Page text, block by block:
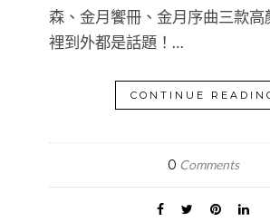
森、金月饗冊、金月序曲三款
裡到外都是話題！…
CONTINUE
0 Comments